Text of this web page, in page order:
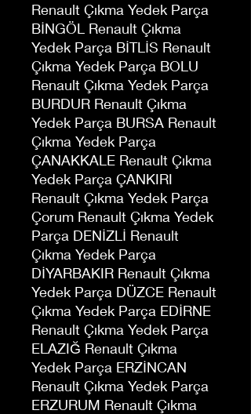
Renault Çıkma Yedek Parça
BİNGÖL Renault Çıkma
Yedek Parça BİTLİS Renault
Çıkma Yedek Parça BOLU
Renault Çıkma Yedek Parça
BURDUR Renault Çıkma
Yedek Parça BURSA Renault
Çıkma Yedek Parça
ÇANAKKALE Renault Çıkma
Yedek Parça ÇANKIRI
Renault Çıkma Yedek Parça
Çorum Renault Çıkma Yedek
Parça DENİZLİ Renault
Çıkma Yedek Parça
DİYARBAKIR Renault Çıkma
Yedek Parça DÜZCE Renault
Çıkma Yedek Parça EDİRNE
Renault Çıkma Yedek Parça
ELAZIĞ Renault Çıkma
Yedek Parça ERZİNCAN
Renault Çıkma Yedek Parça
ERZURUM Renault Çıkma